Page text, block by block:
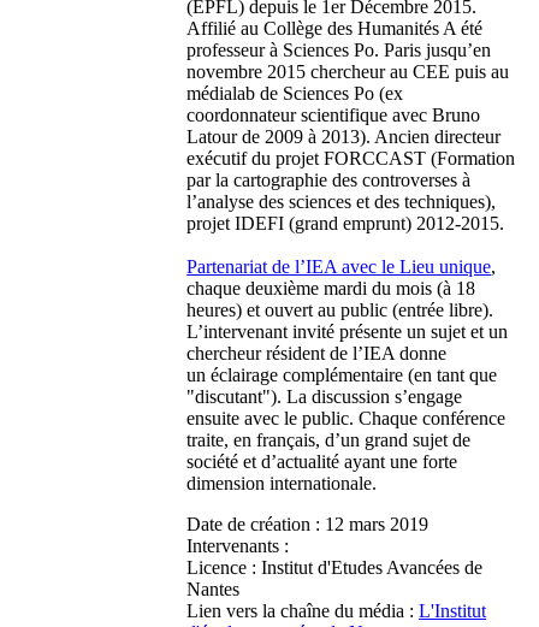
(EPFL) depuis le 1er Décembre 2015.
Affilié au Collège des Humanités A été
professeur à Sciences Po. Paris jusqu’en
novembre 2015 chercheur au CEE puis au
médialab de Sciences Po (ex
coordonnateur scientifique avec Bruno
Latour de 2009 à 2013). Ancien directeur
exécutif du projet FORCCAST (Formation
par la cartographie des controverses à
l’analyse des sciences et des techniques),
projet IDEFI (grand emprunt) 2012-2015.
Partenariat de l’IEA avec le Lieu unique,
chaque deuxième mardi du mois (à 18
heures) et ouvert au public (entrée libre).
L’intervenant invité présente un sujet et un
chercheur résident de l’IEA donne
un éclairage complémentaire (en tant que
"discutant"). La discussion s’engage
ensuite avec le public. Chaque conférence
traite, en français, d’un grand sujet de
société et d’actualité ayant une forte
dimension internationale.
Date de création : 12 mars 2019
Intervenants :
Licence : Institut d'Etudes Avancées de
Nantes
Lien vers la chaîne du média : L'Institut